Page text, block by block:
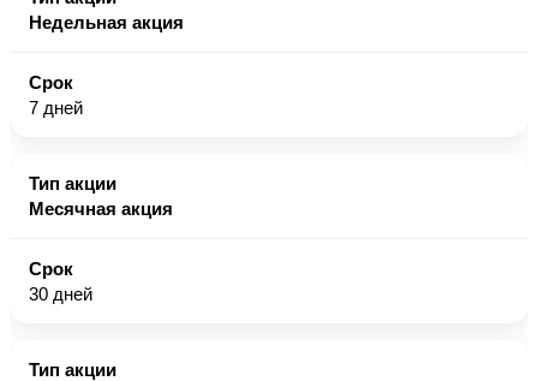
Недельная акция
7 дней
Месячная акция
30 дней